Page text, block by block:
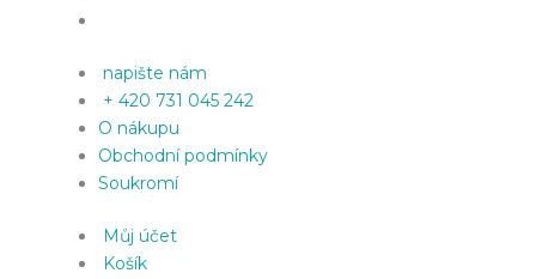
napište nám
+ 420 731 045 242
O nákupu
Obchodní podmínky
Soukromí
Můj účet
Košík